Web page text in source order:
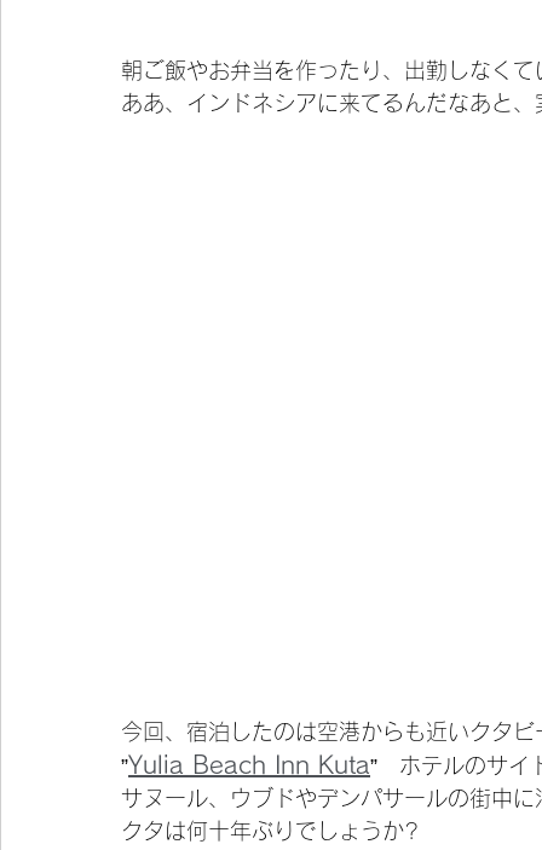
朝ご飯やお弁当を作ったり、出勤しなくて
ああ、インドネシアに来てるんだなあと
今回、宿泊したのは空港からも近いクタビ
”Yulia Beach Inn Kuta”　ホテルのサイ
サヌール、ウブドやデンパサールの街中
クタは何十年ぶりでしょうか?